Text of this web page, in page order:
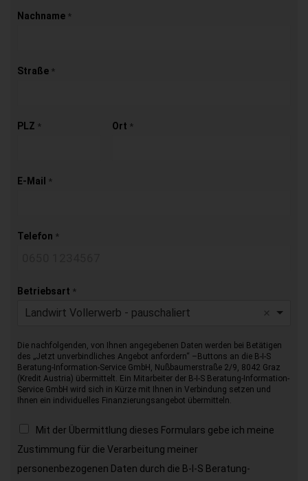
Nachname *
Straße *
PLZ * Ort *
E-Mail *
Telefon *
Betriebsart *
Landwirt Vollerwerb - pauschaliert
Die nachfolgenden, von Ihnen angegebenen Daten werden bei Betätigen
des „Jetzt unverbindliches Angebot anfordern“ –Buttons an die B-I-S
Beratung-Information-Service GmbH, Nußbaumerstraße 2/9, 8042 Graz
(Kredit Austria) übermittelt. Ein Mitarbeiter der B-I-S Beratung-Information-
Service GmbH wird sich in Kürze mit Ihnen in Verbindung setzen und
Ihnen ein individuelles Finanzierungsangebot übermitteln.
Mit der Übermittlung dieses Formulars gebe ich meine
Zustimmung für die Verarbeitung meiner
personenbezogenen Daten durch die B-I-S Beratung-